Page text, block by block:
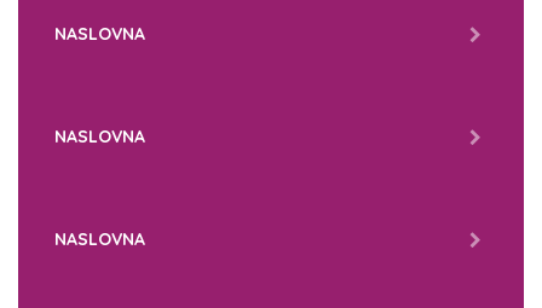
NASLOVNA
NASLOVNA
NASLOVNA